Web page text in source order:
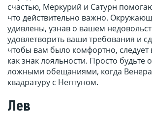
счастью, Меркурий и Сатурн
что действительно важно.
удивлены, узнав о вашем
удовлетворить ваши требования и
чтобы вам было комфортно, следует
как знак лояльности. Просто будьте
ложными обещаниями, когда Венера
квадратуру с Нептуном.
Лев